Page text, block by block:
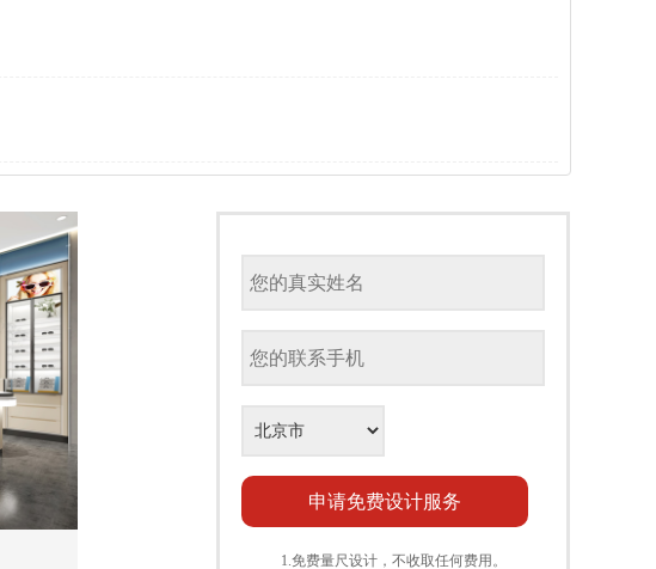
1.免费量尺设计，不收取任何费用。